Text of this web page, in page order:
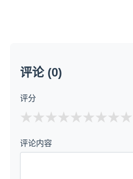
评论 (0)
评分
★ ★ ★ ★
评论内容